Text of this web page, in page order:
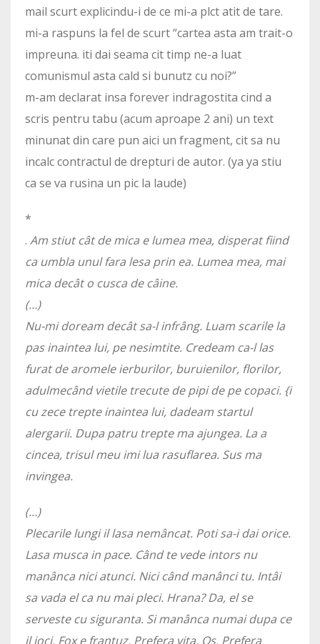
mail scurt explicindu-i de ce mi-a plct atit de tare.
mi-a raspuns la fel de scurt “cartea asta am trait-o
impreuna. iti dai seama cit timp ne-a luat
comunismul asta cald si bunutz cu noi?”
m-am declarat insa forever indragostita cind a
scris pentru tabu (acum aproape 2 ani) un text
minunat din care pun aici un fragment, cit sa nu
incalc contractul de drepturi de autor. (ya ya stiu
ca se va rusina un pic la laude)
*
. Am stiut cât de mica e lumea mea, disperat fiind
ca umbla unul fara lesa prin ea. Lumea mea, mai
mica decât o cusca de câine.
(…)
Nu-mi doream decât sa-l infrâng. Luam scarile la
pas inaintea lui, pe nesimtite. Credeam ca-l las
furat de aromele ierburilor, buruienilor, florilor,
adulmecând vietile trecute de pipi de pe copaci. {i
cu zece trepte inaintea lui, dadeam startul
alergarii. Dupa patru trepte ma ajungea. La a
cincea, trisul meu imi lua rasuflarea. Sus ma
invingea.
(…)
Plecarile lungi il lasa nemâncat. Poti sa-i dai orice.
Lasa musca in pace. Când te vede intors nu
manânca nici atunci. Nici când manânci tu. Intâi
sa vada el ca nu mai pleci. Hrana? Da, el se
serveste cu siguranta. Si manânca numai dupa ce
il joci. Fox e frantuz. Prefera vita. Os. Prefera